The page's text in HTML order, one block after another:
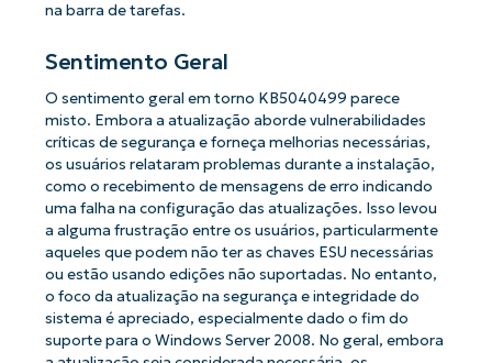
na barra de tarefas.
Sentimento Geral
O sentimento geral em torno KB5040499 parece
misto. Embora a atualização aborde vulnerabilidades
críticas de segurança e forneça melhorias necessárias,
os usuários relataram problemas durante a instalação,
como o recebimento de mensagens de erro indicando
uma falha na configuração das atualizações. Isso levou
a alguma frustração entre os usuários, particularmente
aqueles que podem não ter as chaves ESU necessárias
ou estão usando edições não suportadas. No entanto,
o foco da atualização na segurança e integridade do
sistema é apreciado, especialmente dado o fim do
suporte para o Windows Server 2008. No geral, embora